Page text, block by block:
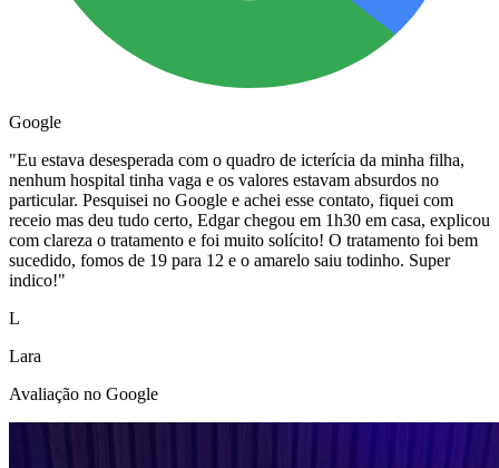
Google
"Eu estava desesperada com o quadro de icterícia da minha filha,
nenhum hospital tinha vaga e os valores estavam absurdos no
particular. Pesquisei no Google e achei esse contato, fiquei com
receio mas deu tudo certo, Edgar chegou em 1h30 em casa, explicou
com clareza o tratamento e foi muito solícito! O tratamento foi bem
sucedido, fomos de 19 para 12 e o amarelo saiu todinho. Super
indico!"
L
Lara
Avaliação no Google